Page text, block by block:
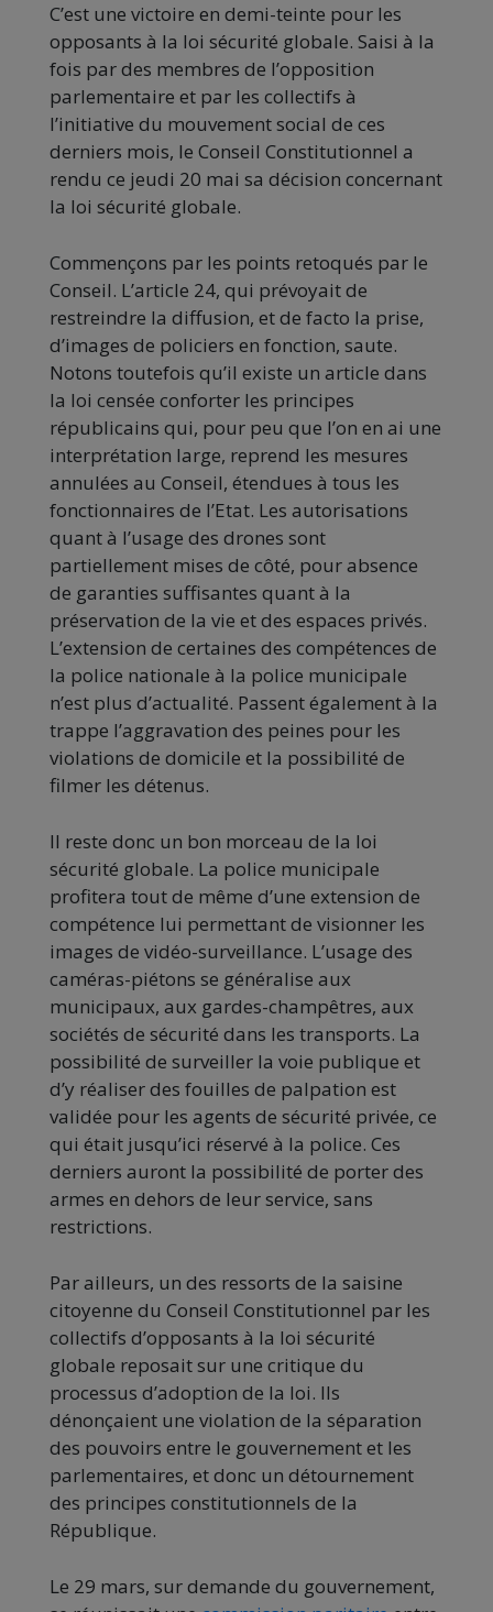
C’est une victoire en demi-teinte pour les
opposants à la loi sécurité globale. Saisi à la
fois par des membres de l’opposition
parlementaire et par les collectifs à
l’initiative du mouvement social de ces
derniers mois, le Conseil Constitutionnel a
rendu ce jeudi 20 mai sa décision concernant
la loi sécurité globale.
Commençons par les points retoqués par le
Conseil. L’article 24, qui prévoyait de
restreindre la diffusion, et de facto la prise,
d’images de policiers en fonction, saute.
Notons toutefois qu’il existe un article dans
la loi censée conforter les principes
républicains qui, pour peu que l’on en ai une
interprétation large, reprend les mesures
annulées au Conseil, étendues à tous les
fonctionnaires de l’Etat. Les autorisations
quant à l’usage des drones sont
partiellement mises de côté, pour absence
de garanties suffisantes quant à la
préservation de la vie et des espaces privés.
L’extension de certaines des compétences de
la police nationale à la police municipale
n’est plus d’actualité. Passent également à la
trappe l’aggravation des peines pour les
violations de domicile et la possibilité de
filmer les détenus.
Il reste donc un bon morceau de la loi
sécurité globale. La police municipale
profitera tout de même d’une extension de
compétence lui permettant de visionner les
images de vidéo-surveillance. L’usage des
caméras-piétons se généralise aux
municipaux, aux gardes-champêtres, aux
sociétés de sécurité dans les transports. La
possibilité de surveiller la voie publique et
d’y réaliser des fouilles de palpation est
validée pour les agents de sécurité privée, ce
qui était jusqu’ici réservé à la police. Ces
derniers auront la possibilité de porter des
armes en dehors de leur service, sans
restrictions.
Par ailleurs, un des ressorts de la saisine
citoyenne du Conseil Constitutionnel par les
collectifs d’opposants à la loi sécurité
globale reposait sur une critique du
processus d’adoption de la loi. Ils
dénonçaient une violation de la séparation
des pouvoirs entre le gouvernement et les
parlementaires, et donc un détournement
des principes constitutionnels de la
République.
Le 29 mars, sur demande du gouvernement,